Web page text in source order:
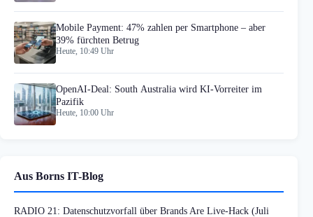
Mobile Payment: 47% zahlen per Smartphone – aber
39% fürchten Betrug
Heute, 10:49 Uhr
OpenAI-Deal: South Australia wird KI-Vorreiter im
Pazifik
Heute, 10:00 Uhr
Aus Borns IT-Blog
RADIO 21: Datenschutzvorfall über Brands Are Live-Hack (Juli